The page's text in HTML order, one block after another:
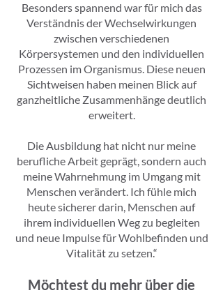
Besonders spannend war für mich das
Verständnis der Wechselwirkungen
zwischen verschiedenen
Körpersystemen und den individuellen
Prozessen im Organismus. Diese neuen
Sichtweisen haben meinen Blick auf
ganzheitliche Zusammenhänge deutlich
erweitert.
Die Ausbildung hat nicht nur meine
berufliche Arbeit geprägt, sondern auch
meine Wahrnehmung im Umgang mit
Menschen verändert. Ich fühle mich
heute sicherer darin, Menschen auf
ihrem individuellen Weg zu begleiten
und neue Impulse für Wohlbefinden und
Vitalität zu setzen.“
Möchtest du mehr über die